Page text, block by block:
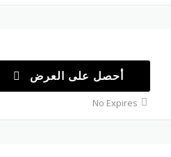
أحصل على العرض
No Expires